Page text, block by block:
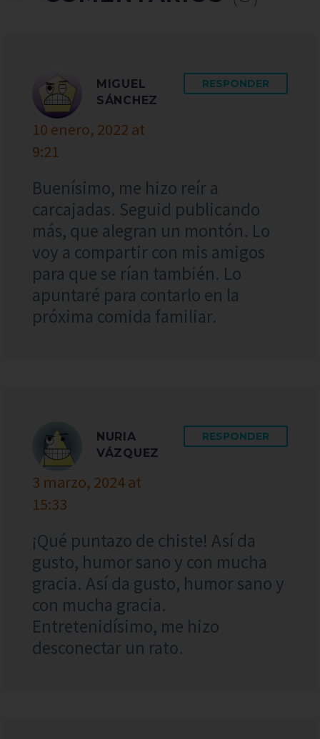
MIGUEL
SÁNCHEZ
10 enero, 2022 at
9:21
RESPONDER
Buenísimo, me hizo reír a
carcajadas. Seguid publicando
más, que alegran un montón. Lo
voy a compartir con mis amigos
para que se rían también. Lo
apuntaré para contarlo en la
próxima comida familiar.
NURIA
VÁZQUEZ
3 marzo, 2024 at
15:33
RESPONDER
¡Qué puntazo de chiste! Así da
gusto, humor sano y con mucha
gracia. Así da gusto, humor sano y
con mucha gracia.
Entretenidísimo, me hizo
desconectar un rato.